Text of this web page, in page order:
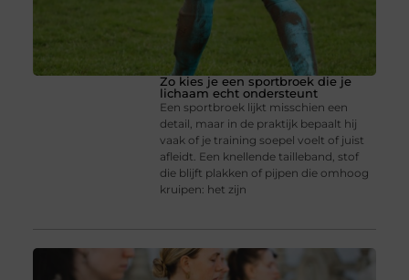
Zo kies je een sportbroek die je
lichaam echt ondersteunt
Een sportbroek lijkt misschien een
detail, maar in de praktijk bepaalt hij
vaak of je training soepel voelt of juist
afleidt. Een knellende tailleband, stof
die blijft plakken of pijpen die omhoog
kruipen: het zijn